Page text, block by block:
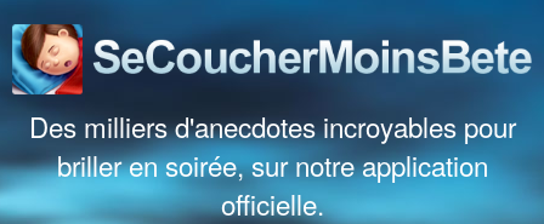
Des milliers d'anecdotes incroyables pour
briller en soirée, sur notre application
officielle.